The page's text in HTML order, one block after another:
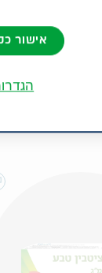
המעי הגס,
ניתוח. קבוצה
אישור